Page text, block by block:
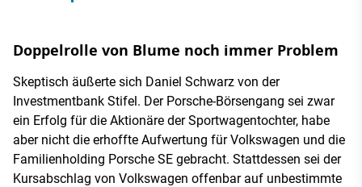
Doppelrolle von Blume noch immer Problem
Skeptisch äußerte sich Daniel Schwarz von der
Investmentbank Stifel. Der Porsche-Börsengang sei zwar
ein Erfolg für die Aktionäre der Sportwagentochter, habe
aber nicht die erhoffte Aufwertung für Volkswagen und die
Familienholding Porsche SE gebracht. Stattdessen sei der
Kursabschlag von Volkswagen offenbar auf unbestimmte